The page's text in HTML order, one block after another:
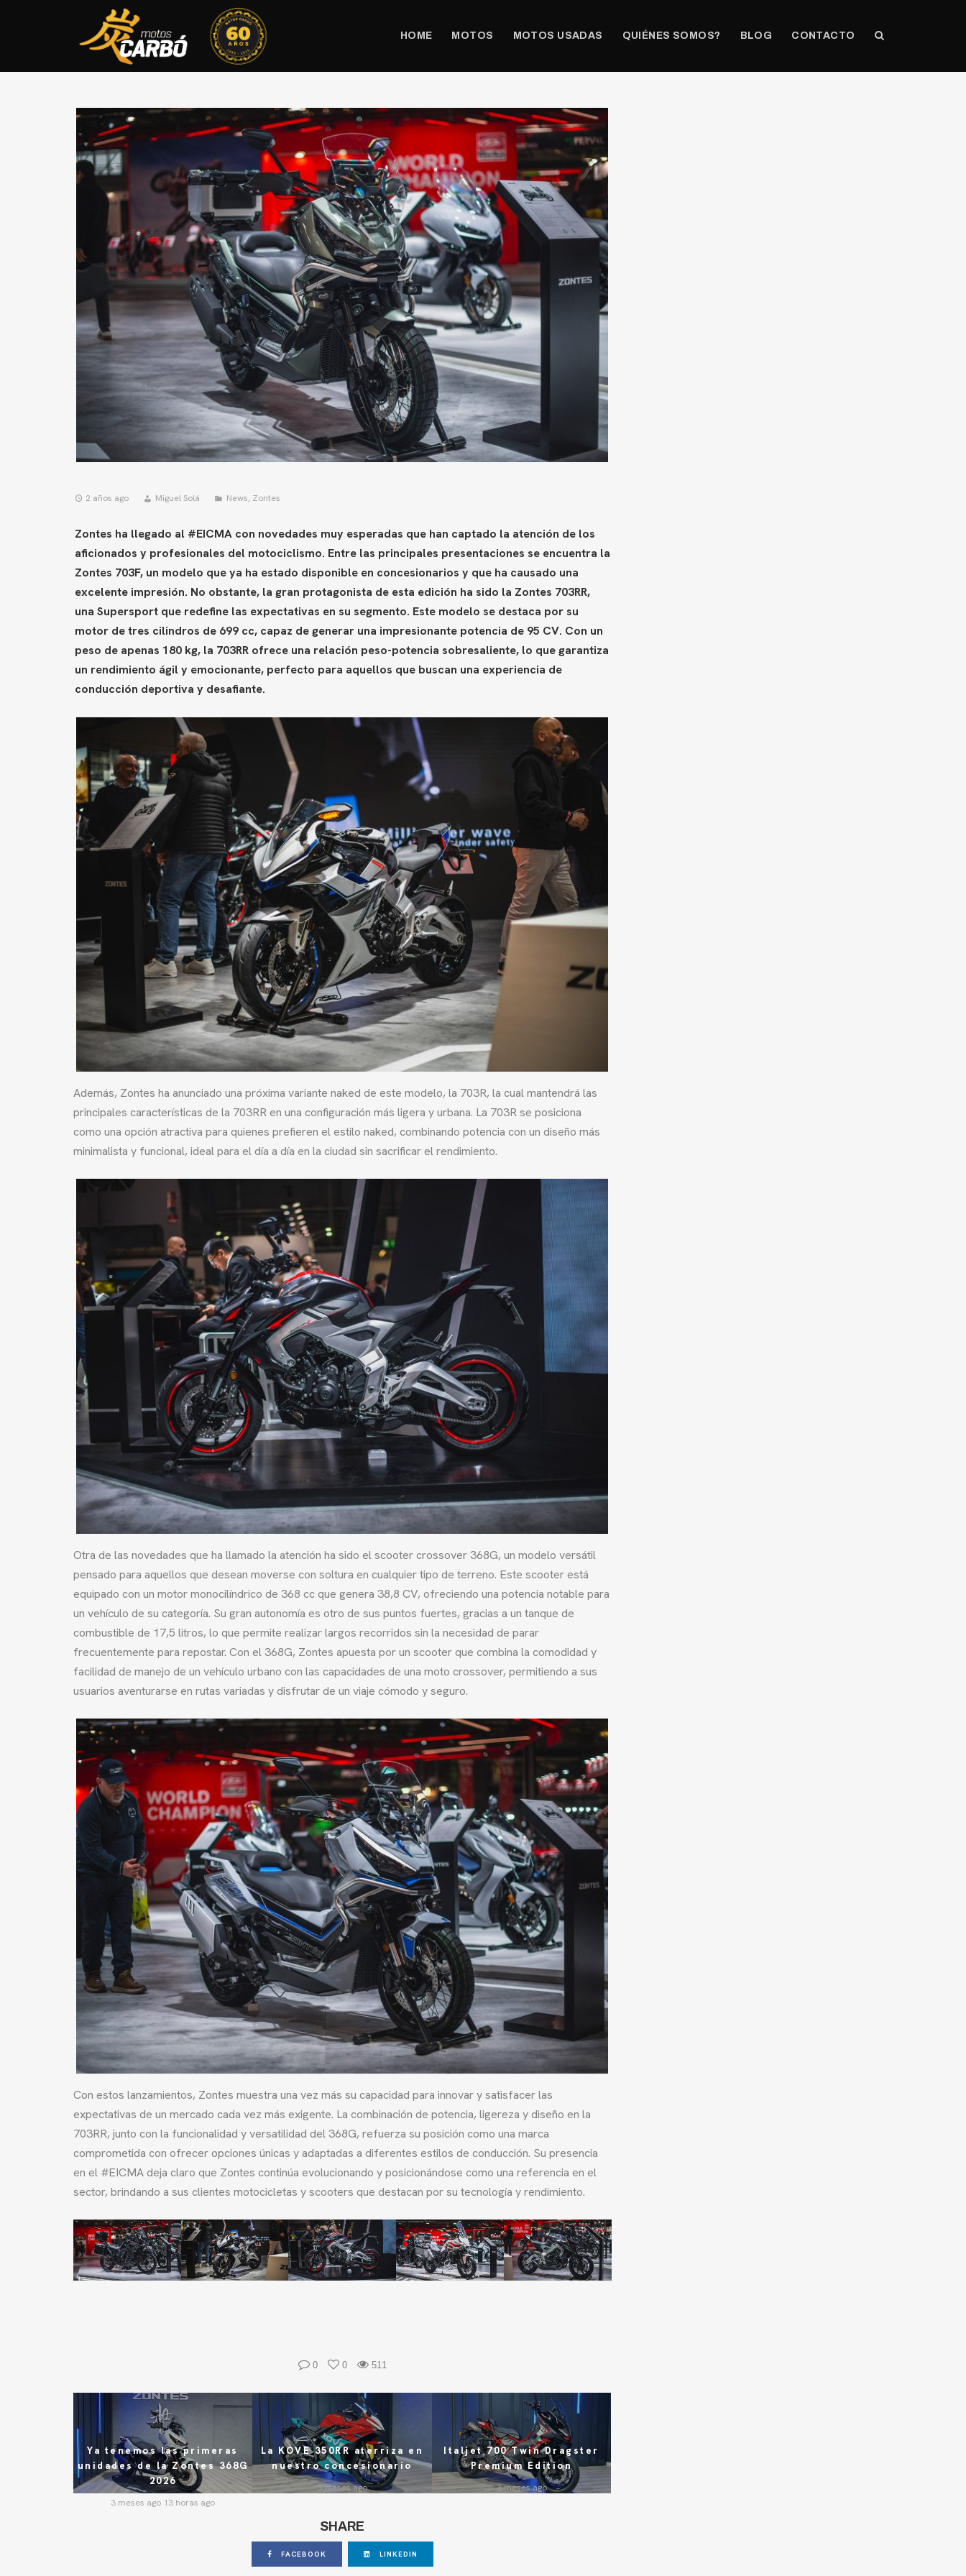
HOME MOTOS MOTOS USADAS QUIÉNES SOMOS? BLOG CONTACTO
2 años ago Miguel Solá News, Zontes
Zontes ha llegado al #EICMA con novedades muy esperadas que han captado la atención de los
aficionados y profesionales del motociclismo. Entre las principales presentaciones se encuentra la
Zontes 703F, un modelo que ya ha estado disponible en concesionarios y que ha causado una
excelente impresión. No obstante, la gran protagonista de esta edición ha sido la Zontes 703RR,
una Supersport que redefine las expectativas en su segmento. Este modelo se destaca por su
motor de tres cilindros de 699 cc, capaz de generar una impresionante potencia de 95 CV. Con un
peso de apenas 180 kg, la 703RR ofrece una relación peso-potencia sobresaliente, lo que garantiza
un rendimiento ágil y emocionante, perfecto para aquellos que buscan una experiencia de
conducción deportiva y desafiante.
Además, Zontes ha anunciado una próxima variante naked de este modelo, la 703R, la cual mantendrá las
principales características de la 703RR en una configuración más ligera y urbana. La 703R se posiciona
como una opción atractiva para quienes prefieren el estilo naked, combinando potencia con un diseño más
minimalista y funcional, ideal para el día a día en la ciudad sin sacrificar el rendimiento.
Otra de las novedades que ha llamado la atención ha sido el scooter crossover 368G, un modelo versátil
pensado para aquellos que desean moverse con soltura en cualquier tipo de terreno. Este scooter está
equipado con un motor monocilíndrico de 368 cc que genera 38,8 CV, ofreciendo una potencia notable para
un vehículo de su categoría. Su gran autonomía es otro de sus puntos fuertes, gracias a un tanque de
combustible de 17,5 litros, lo que permite realizar largos recorridos sin la necesidad de parar
frecuentemente para repostar. Con el 368G, Zontes apuesta por un scooter que combina la comodidad y
facilidad de manejo de un vehículo urbano con las capacidades de una moto crossover, permitiendo a sus
usuarios aventurarse en rutas variadas y disfrutar de un viaje cómodo y seguro.
Con estos lanzamientos, Zontes muestra una vez más su capacidad para innovar y satisfacer las
expectativas de un mercado cada vez más exigente. La combinación de potencia, ligereza y diseño en la
703RR, junto con la funcionalidad y versatilidad del 368G, refuerza su posición como una marca
comprometida con ofrecer opciones únicas y adaptadas a diferentes estilos de conducción. Su presencia
en el #EICMA deja claro que Zontes continúa evolucionando y posicionándose como una referencia en el
sector, brindando a sus clientes motocicletas y scooters que destacan por su tecnología y rendimiento.
prev
0 0 511
Ya tenemos las primeras
unidades de la Zontes 368G
2026
3 meses ago 13 horas ago
La KOVE 350RR aterriza en
nuestro concesionario
3 meses ago
Italjet 700 Twin Dragster
Premium Edition
3 meses ago
SHARE
FACEBOOK LINKEDIN